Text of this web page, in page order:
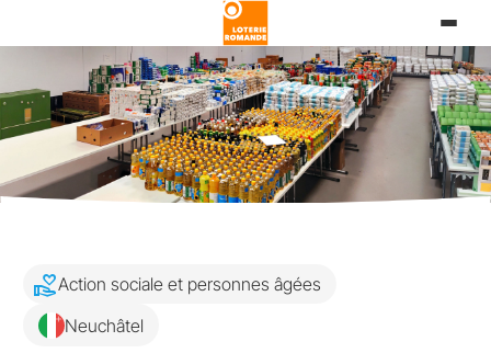
volunteer_activismAction sociale et personnes âgées
Neuchâtel